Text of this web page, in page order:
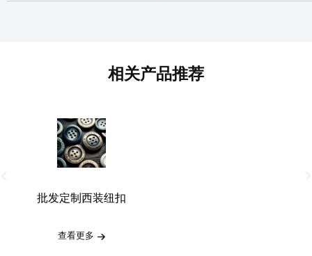
相关产品推荐
批发定制西装纽扣
查看更多